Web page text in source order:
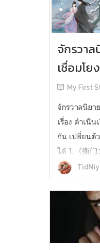
จักรวา
เชื่อมโย
My First
จักรวาลนิยา
เรื่อง ดำเนิน
กัน เปลี่ยนตั
ได้ 1.《衡
เล่มจบ) เป็น
หลี่ชีฉือ ที่ต้อ